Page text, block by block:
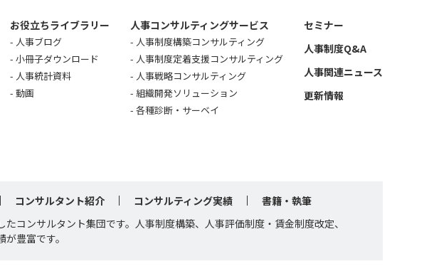
お役立ちライブラリー
人事ブログ
小冊子ダウンロード
人事統計資料
動画
人事コンサルティングサービス
人事制度構築コンサルティング
人事制度定着支援コンサルティング
人事戦略コンサルティング
組織開発ソリューション
各種診断・サーベイ
セミナー
人事制度Q&A
人事関連ニュース
更新情報
コンサルタント紹介 コンサルティング実績
書籍・執筆
コンサルタント集団です。人事制度構築、人事評価制度・賃金制度改定、
豊富です。